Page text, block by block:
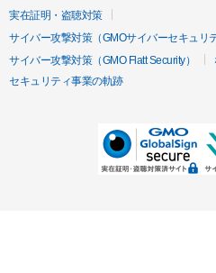
実在証明・盗聴対策
サイバー攻撃対策（GMOサイバーセキュリ
サイバー攻撃対策（GMO Flatt Security）
セキュリティ事業の軌跡